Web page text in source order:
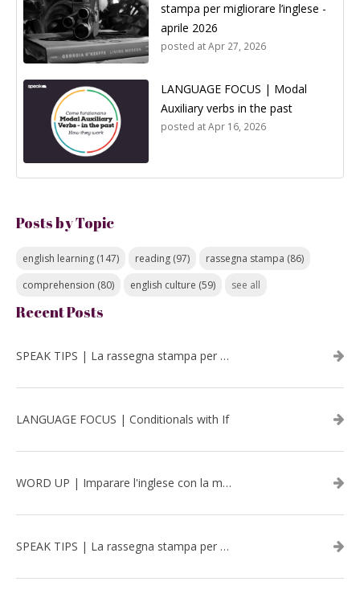
stampa per migliorare l’inglese -
aprile 2026
posted atApr 27, 2026
LANGUAGE FOCUS | Modal
Auxiliary verbs in the past
posted atApr 16, 2026
Posts by Topic
english learning (147) reading (97) rassegna stampa (86)
comprehension (80) english culture (59) see all
Recent Posts
SPEAK TIPS | La rassegna stampa per migliorare l’inglese - luglio 2026
LANGUAGE FOCUS | Conditionals with If
WORD UP | Imparare l'inglese con la musica: David Bowie
SPEAK TIPS | La rassegna stampa per migliorare l’inglese - aprile 2026